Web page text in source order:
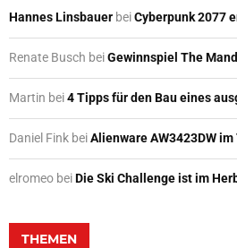
Hannes Linsbauer beiCyberpunk 2077
Renate Busch beiGewinnspiel The
Martin bei4 Tipps für den Bau eines
Daniel Fink beiAlienware AW3423DW
elromeo beiDie Ski Challenge ist im
THEMEN